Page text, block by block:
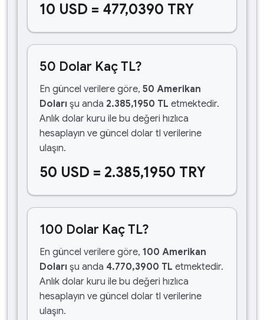
10 USD = 477,0390 TRY
50 Dolar Kaç TL?
En güncel verilere göre, 50 Amerikan
Doları şu anda 2.385,1950 TL etmektedir.
Anlık dolar kuru ile bu değeri hızlıca
hesaplayın ve güncel dolar tl verilerine
ulaşın.
50 USD = 2.385,1950 TRY
100 Dolar Kaç TL?
En güncel verilere göre, 100 Amerikan
Doları şu anda 4.770,3900 TL etmektedir.
Anlık dolar kuru ile bu değeri hızlıca
hesaplayın ve güncel dolar tl verilerine
ulaşın.